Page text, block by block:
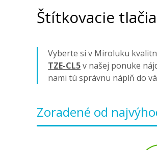
Štítkovacie
Vyberte si v Miroluku
TZE-CL5v našej ponuke
nami tú správnu náplň do
Zoradené od